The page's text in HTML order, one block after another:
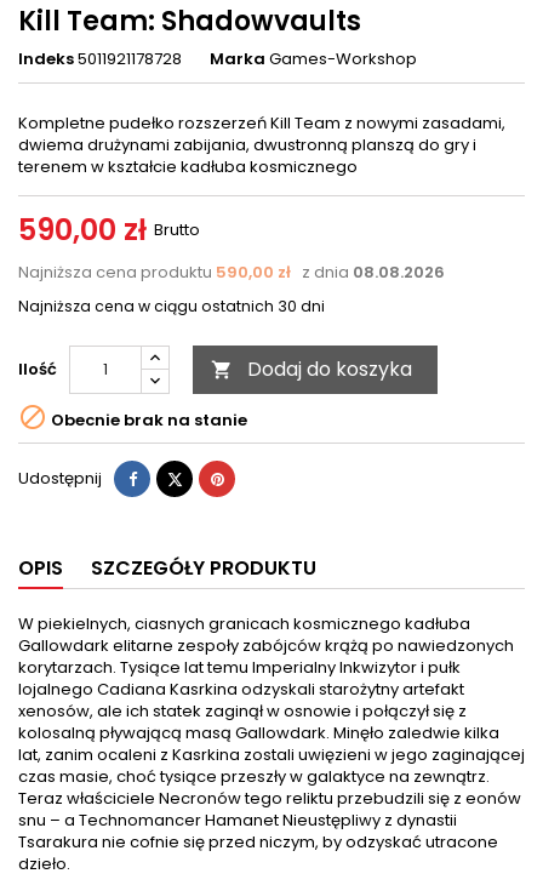
Kill Team: Shadowvaults
Indeks5011921178728 Marka Games-Workshop
Kompletne pudełko rozszerzeń Kill Team z nowymi zasadami,
dwiema drużynami zabijania, dwustronną planszą do gry i
terenem w kształcie kadłuba kosmicznego
590,00 zł Brutto
Najniższa cena produktu 590,00 zł z dnia 08.08.2026
Najniższa cena w ciągu ostatnich 30 dni
Ilość  Dodaj do koszyka
 Obecnie brak na stanie
Udostępnij Udostępnij
TweetujPinterest
OPIS SZCZEGÓŁY PRODUKTU
W piekielnych, ciasnych granicach kosmicznego kadłuba
Gallowdark elitarne zespoły zabójców krążą po nawiedzonych
korytarzach. Tysiące lat temu Imperialny Inkwizytor i pułk
lojalnego Cadiana Kasrkina odzyskali starożytny artefakt
xenosów, ale ich statek zaginął w osnowie i połączył się z
kolosalną pływającą masą Gallowdark. Minęło zaledwie kilka
lat, zanim ocaleni z Kasrkina zostali uwięzieni w jego zaginającej
czas masie, choć tysiące przeszły w galaktyce na zewnątrz.
Teraz właściciele Necronów tego reliktu przebudzili się z eonów
snu – a Technomancer Hamanet Nieustępliwy z dynastii
Tsarakura nie cofnie się przed niczym, by odzyskać utracone
dzieło.